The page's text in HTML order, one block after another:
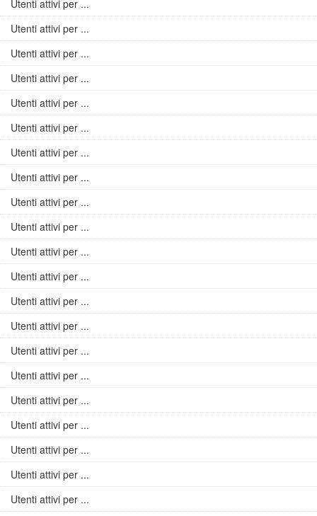
Utenti attivi per ...
Utenti attivi per ...
Utenti attivi per ...
Utenti attivi per ...
Utenti attivi per ...
Utenti attivi per ...
Utenti attivi per ...
Utenti attivi per ...
Utenti attivi per ...
Utenti attivi per ...
Utenti attivi per ...
Utenti attivi per ...
Utenti attivi per ...
Utenti attivi per ...
Utenti attivi per ...
Utenti attivi per ...
Utenti attivi per ...
Utenti attivi per ...
Utenti attivi per ...
Utenti attivi per ...
Utenti attivi per ...